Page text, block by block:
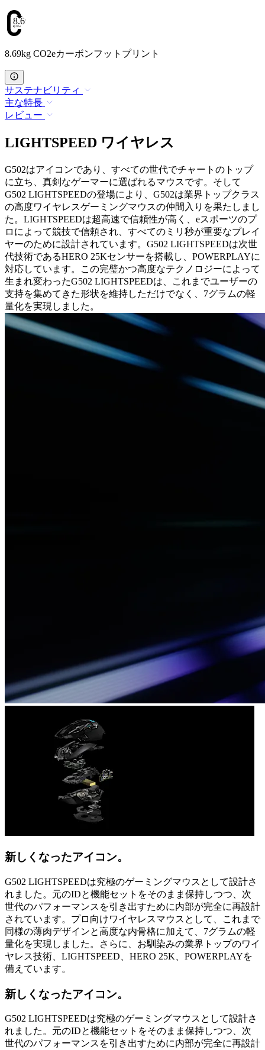
8.69
8.69kg CO2eカーボンフットプリント
サステナビリティ
主な特長
レビュー
LIGHTSPEED ワイヤレス
G502はアイコンであり、すべての世代でチャートのトップ
に立ち、真剣なゲーマーに選ばれるマウスです。そして
G502 LIGHTSPEEDの登場により、G502は業界トップクラス
の高度ワイヤレスゲーミングマウスの仲間入りを果たしまし
た。LIGHTSPEEDは超高速で信頼性が高く、eスポーツのプ
ロによって競技で信頼され、すべてのミリ秒が重要なプレイ
ヤーのために設計されています。G502 LIGHTSPEEDは次世
代技術であるHERO 25Kセンサーを搭載し、POWERPLAYに
対応しています。この完璧かつ高度なテクノロジーによって
生まれ変わったG502 LIGHTSPEEDは、これまでユーザーの
支持を集めてきた形状を維持しただけでなく、7グラムの軽
量化を実現しました。
新しくなったアイコン。
G502 LIGHTSPEEDは究極のゲーミングマウスとして設計さ
れました。元のIDと機能セットをそのまま保持しつつ、次
世代のパフォーマンスを引き出すために内部が完全に再設計
されています。プロ向けワイヤレスマウスとして、これまで
同様の薄肉デザインと高度な内骨格に加えて、7グラムの軽
量化を実現しました。さらに、お馴染みの業界トップのワイ
ヤレス技術、LIGHTSPEED、HERO 25K、POWERPLAYを
備えています。
新しくなったアイコン。
G502 LIGHTSPEEDは究極のゲーミングマウスとして設計さ
れました。元のIDと機能セットをそのまま保持しつつ、次
世代のパフォーマンスを引き出すために内部が完全に再設計